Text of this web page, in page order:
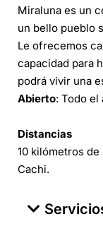
Miraluna es un
un bello pueblo
Le ofrecemos
capacidad para
podrá vivir una
Abierto: Todo el
Distancias
10 kilómetros
Cachi.